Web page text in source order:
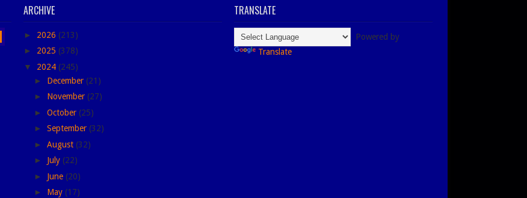
ARCHIVE
► 2026 (213)
► 2025 (378)
▼ 2024 (245)
► December (21)
► November (27)
► October (25)
► September (32)
► August (32)
► July (22)
► June (20)
► May (17)
TRANSLATE
Powered by
Translate